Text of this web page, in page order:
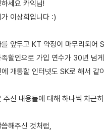
하세요 카익님!
가 이상희입니다 :)
를 앞두고 KT 약정이 마무리되어
족할인으로 가입 연수가 30년 넘
에 개통할 인터넷도 SK로 해서 같
주신 내용들에 대해 하나씩 차근
씀해주신 것처럼,